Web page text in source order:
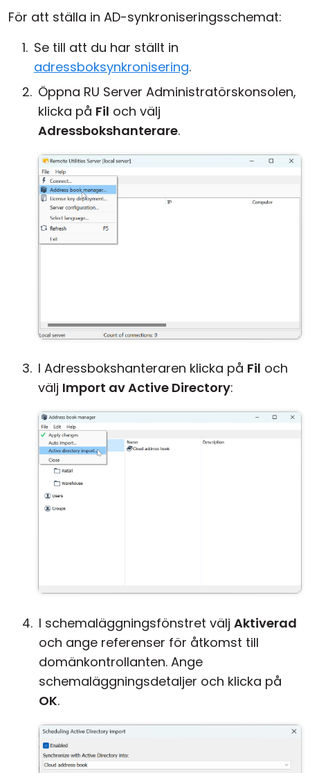
För att ställa in AD-synkroniseringsschemat:
Se till att du har ställt in
adressboksynkronisering.
Öppna RU Server Administratörskonsolen,
klicka på Fil och välj
Adressbokshanterare.
I Adressbokshanteraren klicka på Fil och
välj Import av Active Directory:
I schemaläggningsfönstret välj Aktiverad
och ange referenser för åtkomst till
domänkontrollanten. Ange
schemaläggningsdetaljer och klicka på
OK.